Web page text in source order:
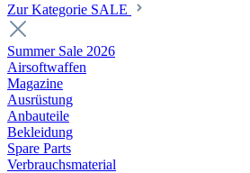
Zur Kategorie SALE
Summer Sale 2026
Airsoftwaffen
Magazine
Ausrüstung
Anbauteile
Bekleidung
Spare Parts
Verbrauchsmaterial